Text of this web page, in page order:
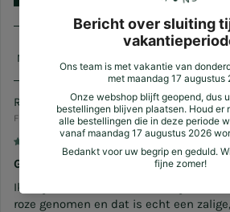
Sort by
Ruth Verdonck
Flanders
Geweldige kleur!
Ik twijfelde tussen koraal oranje en
roze genomen en dat is echt een